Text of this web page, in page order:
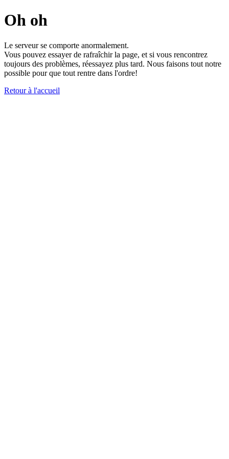
Oh oh
Le serveur se comporte anormalement.
Vous pouvez essayer de rafraîchir la page, et si vous rencontrez
toujours des problèmes, réessayez plus tard. Nous faisons tout notre
possible pour que tout rentre dans l'ordre!
Retour à l'accueil